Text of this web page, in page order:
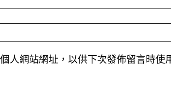
人網站網址，以供下次發佈留言時使